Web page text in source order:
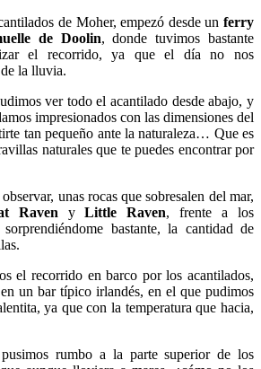
de Moher, empezó desde un ferry
de Doolin, donde tuvimos bastante
el recorrido, ya que el día no nos
la lluvia.
ver todo el acantilado desde abajo, y
impresionados con las dimensiones del
tan pequeño ante la naturaleza… Que es
naturales que te puedes encontrar por
unas rocas que sobresalen del mar,
Raven yLittle Raven, frente a los
bastante, la cantidad de
el recorrido en barco por los acantilados,
un bar típico irlandés, en el que pudimos
ya que con la temperatura que hacia,
rumbo a la parte superior de los